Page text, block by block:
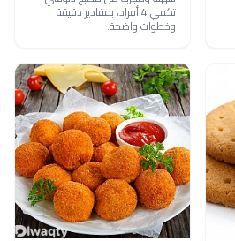
تكفي 4 أفراد، بمقادير دقيقة
وخطوات واضحة.